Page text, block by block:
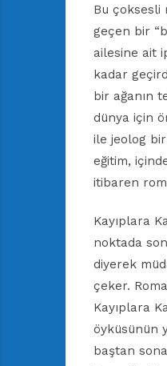
Bu çoksesli
geçen bir
ailesine ait
kadar
bir ağanın
dünya için
ile jeolog bir
eğitim,
itibaren
Kayıplara
noktada
diyerek
çeker.
Kayıplara
öyküsünün
baştan